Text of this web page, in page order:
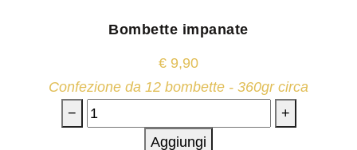
Bombette impanate
€ 9,90
Confezione da 12 bombette - 360gr circa
−
+
Aggiungi